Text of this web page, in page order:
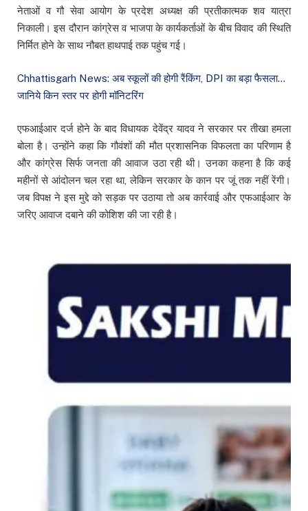
नेताओं व गौ सेवा आयोग के प्रदेश अध्यक्ष की प्रतीकात्मक शव यात्रा
निकाली। इस दौरान कांग्रेस व भाजपा के कार्यकर्ताओं के बीच विवाद की स्थिति
निर्मित होने के साथ नौबत हाथपाई तक पहुंच गई।
Chhattisgarh News: अब स्कूलों की होगी रैंकिंग, DPI का बड़ा फैसला…
जानिये किन स्तर पर होगी मॉनिटरिंग
एफआईआर दर्ज होने के बाद विधायक देवेंद्र यादव ने सरकार पर तीखा हमला
बोला है। उन्होंने कहा कि गौवंशों की मौत प्रशासनिक विफलता का परिणाम है
और कांग्रेस सिर्फ जनता की आवाज उठा रही थी। उनका कहना है कि कई
महीनों से आंदोलन चल रहा था, लेकिन सरकार के कान पर जूं तक नहीं रेंगी।
जब विपक्ष ने इस मुद्दे को सड़क पर उठाया तो अब कार्रवाई और एफआईआर के
जरिए आवाज दबाने की कोशिश की जा रही है।